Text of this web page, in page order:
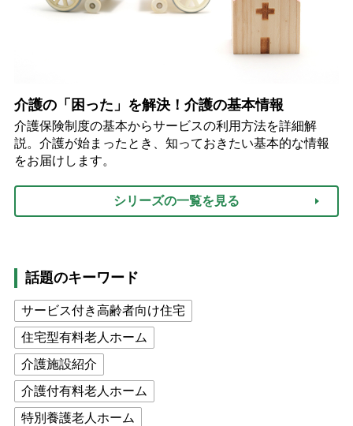
介護の「困った」を解決！介護の基本情報
介護保険制度の基本からサービスの利用方法を詳細解
説。介護が始まったとき、知っておきたい基本的な情報
をお届けします。
シリーズの一覧を見る
話題のキーワード
サービス付き高齢者向け住宅
住宅型有料老人ホーム
介護施設紹介
介護付有料老人ホーム
特別養護老人ホーム